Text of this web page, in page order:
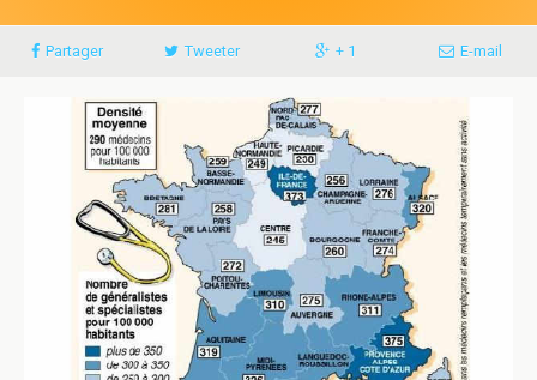
Partager Tweeter + 1 E-mail